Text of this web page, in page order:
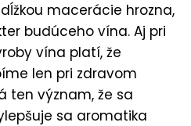
macerácie hrozna,
budúceho vína. Aj pri
vína platí, že
len pri zdravom
ten význam, že sa
sa aromatika